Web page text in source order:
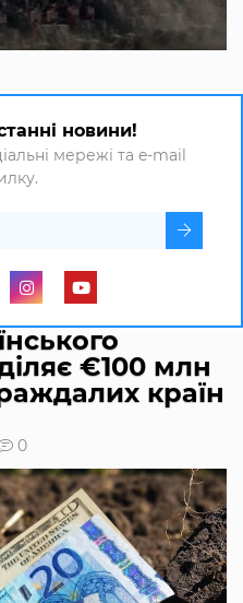
новини!
мережі та e-mail
€100 млн
країн
0